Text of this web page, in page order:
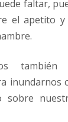
faltar,
el apetito y
inundarnos
sobre